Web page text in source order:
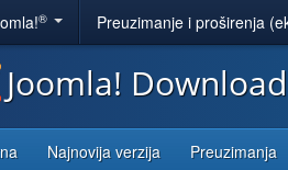
® Preuzimanje i proširenja
Joomla!
Najnovija verzija Preuzimanja